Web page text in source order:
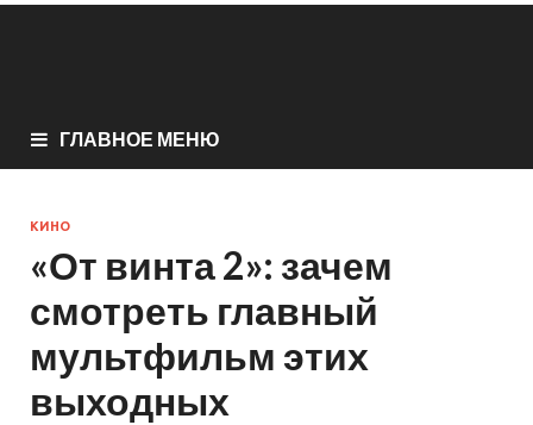
ГЛАВНОЕ МЕНЮ
КИНО
«От винта 2»: зачем
смотреть главный
мультфильм этих
выходных